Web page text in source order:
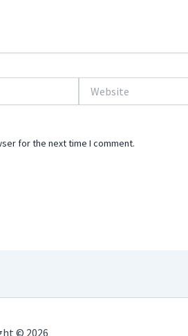
for the next time I comment.
© 2026